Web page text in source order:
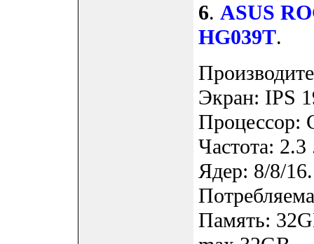
6. ASUS
HG039T.
Экран: IPS
Процессор:
Частота:
Ядер: 8/8/16.
Память: